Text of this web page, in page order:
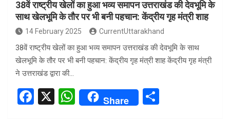
38वें राष्ट्रीय खेलों का हुआ भव्य समापन उत्तराखंड की देवभूमि के
साथ खेलभूमि के तौर पर भी बनी पहचान: केंद्रीय गृह मंत्री शाह
14 February 2025 CurrentUttarakhand
38वें राष्ट्रीय खेलों का हुआ भव्य समापन उत्तराखंड की देवभूमि के साथ
खेलभूमि के तौर पर भी बनी पहचान: केंद्रीय गृह मंत्री शाह केंद्रीय गृह मंत्री
ने उत्तराखंड द्वारा की…
F
X
W
Share